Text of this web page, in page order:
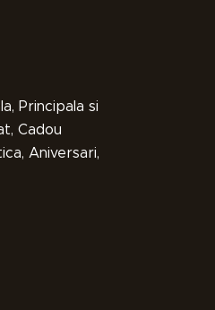
Principala si
Cadou
Aniversari,